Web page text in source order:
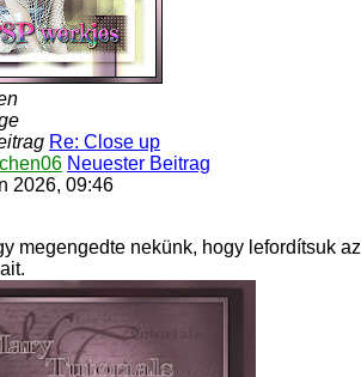
Re: Close up
Neuester Beitrag
2026, 09:46
megengedte nekünk, hogy lefordítsuk az